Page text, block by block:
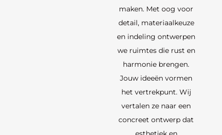
maken. Met oog voor
detail, materiaalkeuze
en indeling ontwerpen
we ruimtes die rust en
harmonie brengen.
Jouw ideeën vormen
het vertrekpunt. Wij
vertalen ze naar een
concreet ontwerp dat